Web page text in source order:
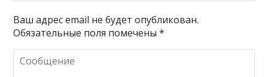
Ваш адрес email не будет опубликован.
Обязательные поля помечены*